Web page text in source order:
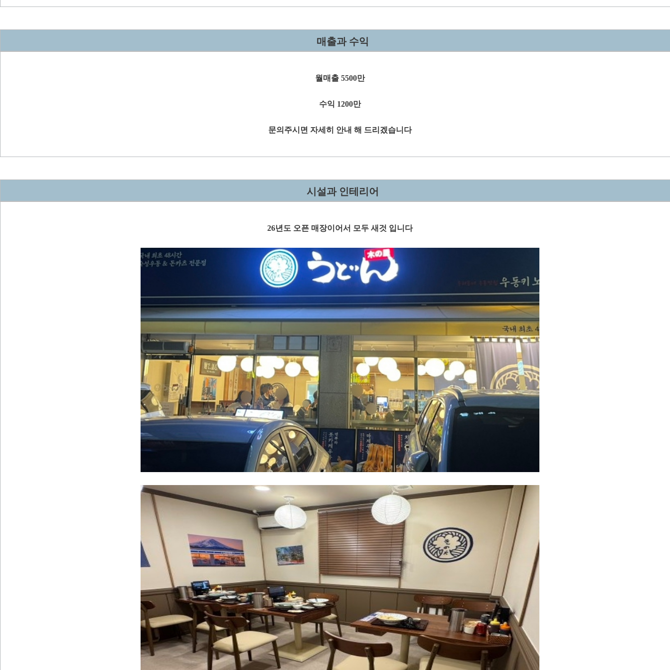
매출과 수익
월매출 5500만
수익 1200만
문의주시면 자세히 안내 해 드리겠습니다
시설과 인테리어
26년도 오픈 매장이어서 모두 새것 입니다